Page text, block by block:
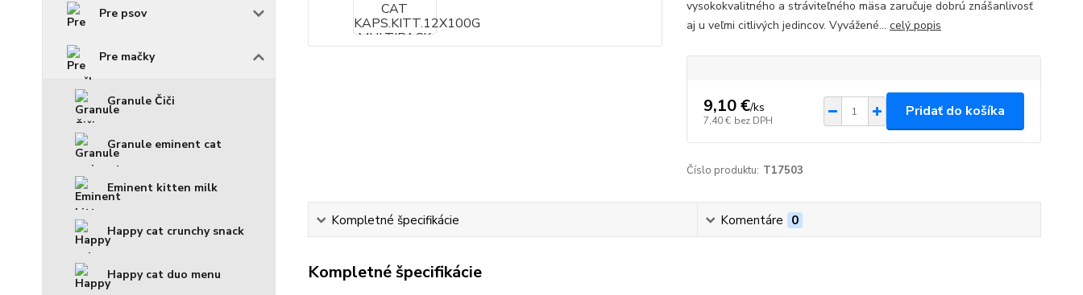
Pre psov
Pre mačky
Granule Čiči
Granule eminent cat
Eminent kitten milk
Happy cat crunchy snack
Happy cat duo menu
vysokokvalitného a stráviteľného mäsa zaručuje dobrú znášanlivosť
aj u veľmi citlivých jedincov. Vyvážené... celý popis
9,10 €/ks
7,40 € bez DPH
Pridať do košíka
Číslo produktu: T17503
Kompletné špecifikácie Komentáre 0
Kompletné špecifikácie